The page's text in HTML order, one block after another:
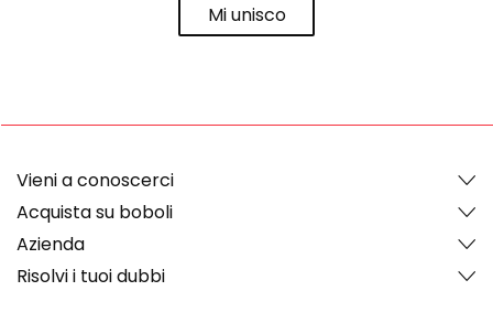
Mi unisco
Vieni a conoscerci
Acquista su boboli
Azienda
Risolvi i tuoi dubbi